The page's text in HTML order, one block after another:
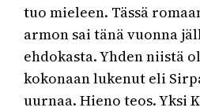
tuo mieleen. Tässä
armon sai tänä vuonna
ehdokasta. Yhden niistä
kokonaan lukenut eli
uurnaa. Hieno teos. Yksi